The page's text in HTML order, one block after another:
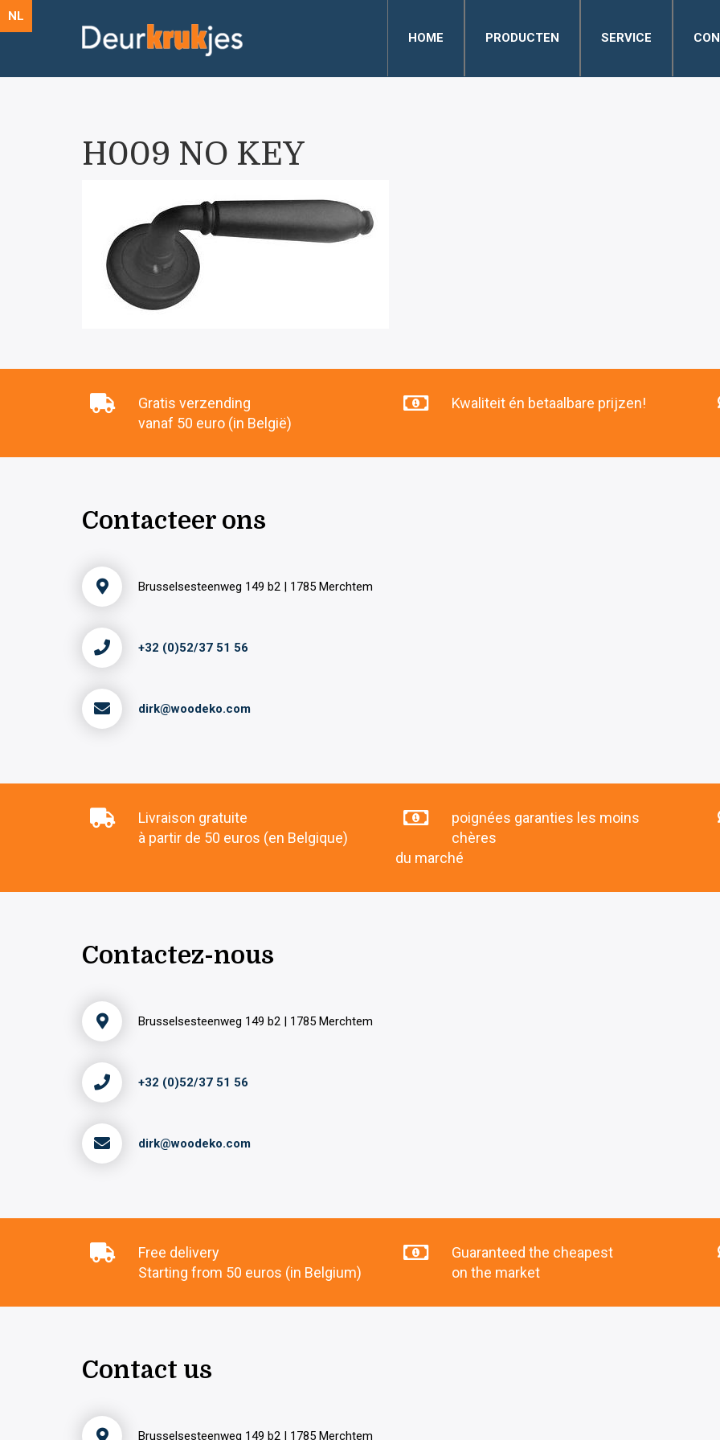
NL
HOME
PRODUCTEN SERVICE
H009 NO KEY
Gratis verzending
vanaf 50 euro (in België)
Kwaliteit én betaalbare prijzen!
Contacteer ons
Brusselsesteenweg 149 b2 | 1785 Merchtem
+32 (0)52/37 51 56
dirk@woodeko.com
Livraison gratuite
à partir de 50 euros (en Belgique)
poignées garanties les moins
chères
du marché
Contactez-nous
Brusselsesteenweg 149 b2 | 1785 Merchtem
+32 (0)52/37 51 56
dirk@woodeko.com
Free delivery
Starting from 50 euros (in Belgium)
Guaranteed the cheapest
on the market
Contact us
Brusselsesteenweg 149 b2 | 1785 Merchtem